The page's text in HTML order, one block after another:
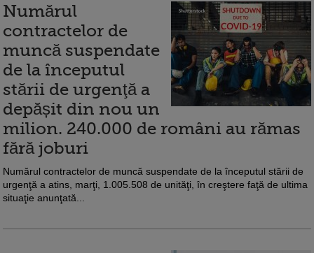
Numărul
contractelor de
muncă suspendate
de la începutul
stării de urgenţă a
depășit din nou un
milion. 240.000 de români au rămas
fără joburi
Numărul contractelor de muncă suspendate de la începutul stării de
urgenţă a atins, marţi, 1.005.508 de unităţi, în creştere faţă de ultima
situaţie anunţată...